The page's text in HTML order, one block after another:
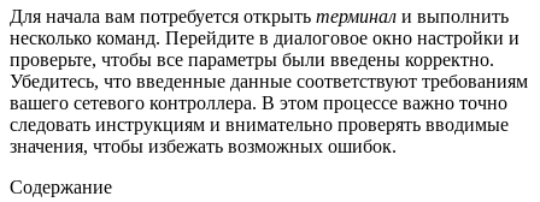
Для начала вам потребуется открыть терминал и выполнить
несколько команд. Перейдите в диалоговое окно настройки и
проверьте, чтобы все параметры были введены корректно.
Убедитесь, что введенные данные соответствуют требованиям
вашего сетевого контроллера. В этом процессе важно точно
следовать инструкциям и внимательно проверять вводимые
значения, чтобы избежать возможных ошибок.
Содержание